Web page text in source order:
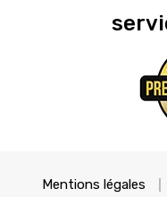
Mentions légales